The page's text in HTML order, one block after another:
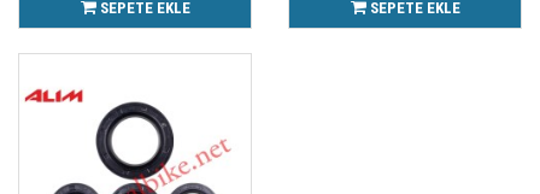
SEPETE EKLE SEPETE EKLE